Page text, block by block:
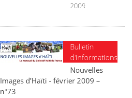
2009
Bulletin
d'informations
Nouvelles
Images d'Haïti - février 2009 –
n°73